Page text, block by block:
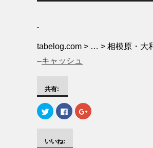
tabelog.com > … > 相模原・大
–キャッシュ
共有:
ク
リ
て
T
F
a
o
ク
リ
いいね: